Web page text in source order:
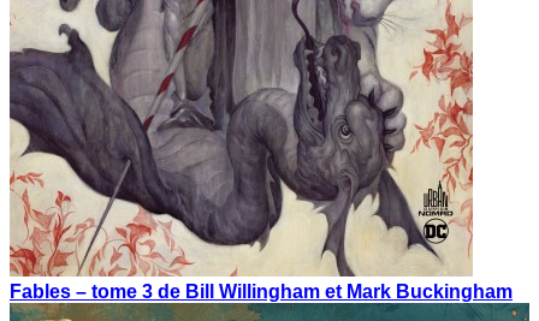
Fables – tome 3 de Bill Willingham et Mark Buckingham